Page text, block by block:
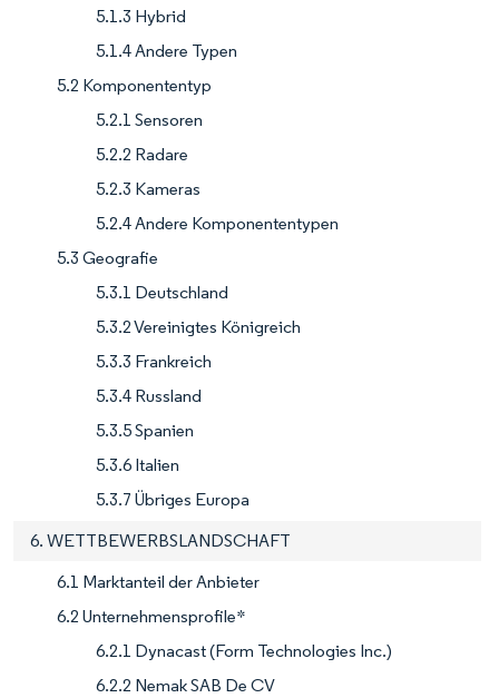
5.1.3 Hybrid
5.1.4 Andere Typen
5.2 Komponententyp
5.2.1 Sensoren
5.2.2 Radare
5.2.3 Kameras
5.2.4 Andere Komponententypen
5.3 Geografie
5.3.1 Deutschland
5.3.2 Vereinigtes Königreich
5.3.3 Frankreich
5.3.4 Russland
5.3.5 Spanien
5.3.6 Italien
5.3.7 Übriges Europa
6. WETTBEWERBSLANDSCHAFT
6.1 Marktanteil der Anbieter
6.2 Unternehmensprofile*
6.2.1 Dynacast (Form Technologies Inc.)
6.2.2 Nemak SAB De CV